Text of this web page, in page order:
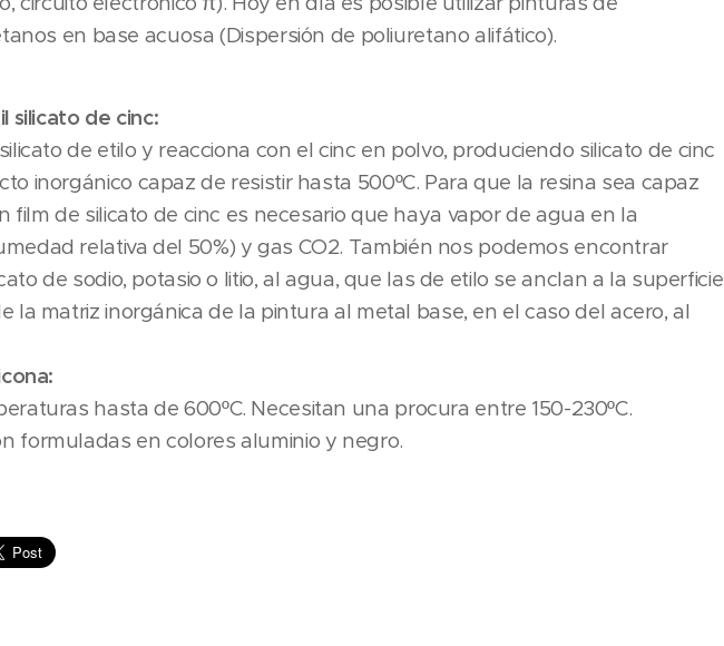
en base acuosa (Dispersión de poliuretano alifático).
silicato de cinc:
de etilo y reacciona con el cinc en polvo, produciendo silicato de cinc
inorgánico capaz de resistir hasta 500ºC. Para que la resina sea capaz
film de silicato de cinc es necesario que haya vapor de agua en la
relativa del 50%) y gas CO2. También nos podemos encontrar
de sodio, potasio o litio, al agua, que las de etilo se anclan a la superficie
la matriz inorgánica de la pintura al metal base, en el caso del acero, al
hasta de 600ºC. Necesitan una procura entre 150-230ºC.
formuladas en colores aluminio y negro.